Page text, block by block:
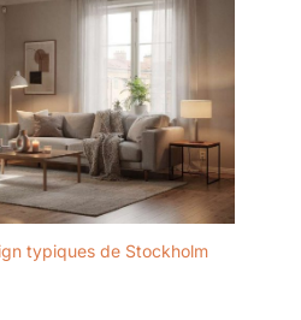
typiques de Stockholm